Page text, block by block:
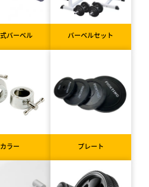
バーベル バーベルセット
カラー プレート